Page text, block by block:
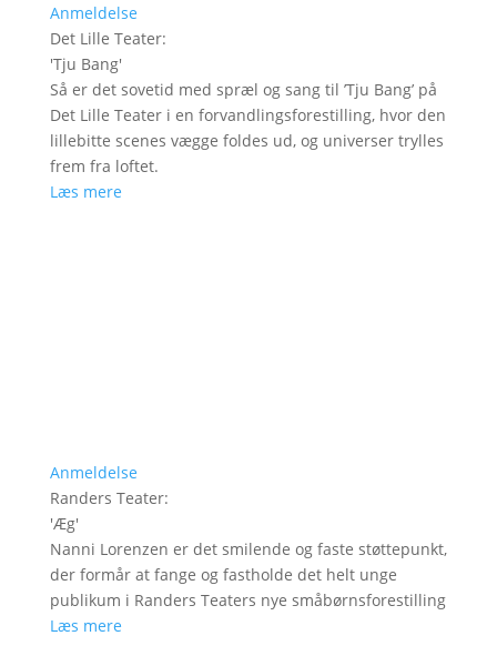
Anmeldelse
Det Lille Teater:
'Tju Bang'
Så er det sovetid med spræl og sang til ’Tju Bang’ på
Det Lille Teater i en forvandlingsforestilling, hvor den
lillebitte scenes vægge foldes ud, og universer trylles
frem fra loftet.
Læs mere
Anmeldelse
Randers Teater:
'Æg'
Nanni Lorenzen er det smilende og faste støttepunkt,
der formår at fange og fastholde det helt unge
publikum i Randers Teaters nye småbørnsforestilling
Læs mere